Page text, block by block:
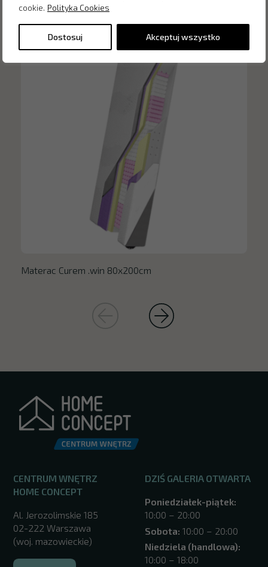
cookie. Polityka Cookies
Dostosuj Akceptuj wszystko
Materac Curem .win 80x200cm
CENTRUM WNĘTRZ
HOME CONCEPT
Al. Jerozolimskie 185
02-222 Warszawa
(woj. mazowieckie)
DZIŚ GALERIA OTWARTA
Poniedziałek-piątek:
10:00 – 20:00
Sobota: 10:00 – 20:00
Niedziela (handlowa):
10:00 – 18:00